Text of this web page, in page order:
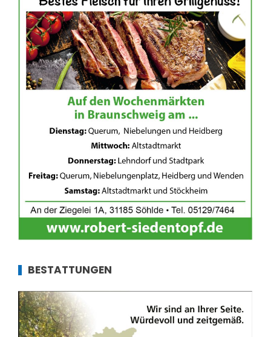
BESTATTUNGEN